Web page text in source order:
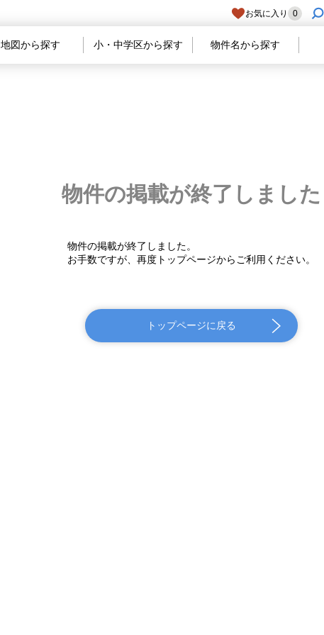
お気に入り 0
地図から探す 小・中学区から探す 物件名から探す
物件の掲載が終了しました
物件の掲載が終了しました。
お手数ですが、再度トップページからご利用ください。
トップページに戻る